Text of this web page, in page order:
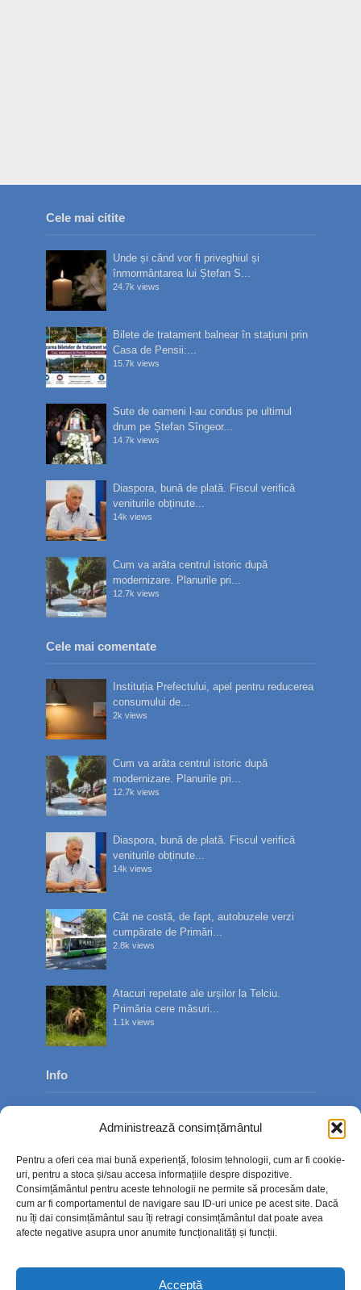
Administrează consimțământul
Pentru a oferi cea mai bună experiență, folosim tehnologii, cum ar fi cookie-
uri, pentru a stoca și/sau accesa informațiile despre dispozitive.
Consimțământul pentru aceste tehnologii ne permite să procesăm date,
cum ar fi comportamentul de navigare sau ID-uri unice pe acest site. Dacă
nu îți dai consimțământul sau îți retragi consimțământul dat poate avea
afecte negative asupra unor anumite funcționalități și funcții.
Acceptă
Cele mai citite
Unde și când vor fi priveghiul și
înmormântarea lui Ștefan S...
24.7k views
Bilete de tratament balnear în stațiuni prin
Casa de Pensii:...
15.7k views
Sute de oameni l-au condus pe ultimul
drum pe Ștefan Sîngeor...
14.7k views
Diaspora, bună de plată. Fiscul verifică
veniturile obținute...
14k views
Cum va arăta centrul istoric după
modernizare. Planurile pri...
12.7k views
Cele mai comentate
Instituția Prefectului, apel pentru reducerea
consumului de...
2k views
Cum va arăta centrul istoric după
modernizare. Planurile pri...
12.7k views
Diaspora, bună de plată. Fiscul verifică
veniturile obținute...
14k views
Cât ne costă, de fapt, autobuzele verzi
cumpărate de Primări...
2.8k views
Atacuri repetate ale urșilor la Telciu.
Primăria cere măsuri...
1.1k views
Info
Contact
Politica de confidențialitate
Politică cookie-uri (UE)